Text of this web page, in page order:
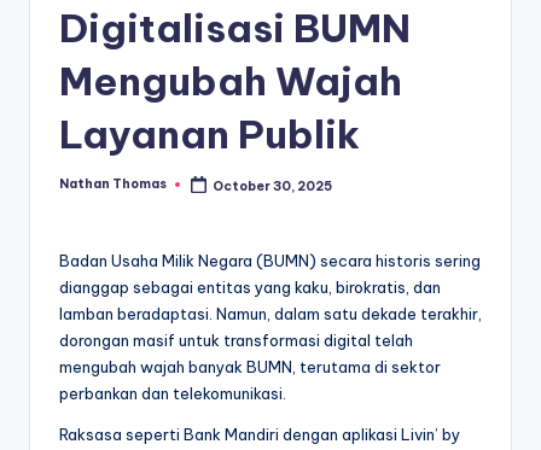
Digitalisasi BUMN
Mengubah Wajah
Layanan Publik
Posted
Nathan Thomas October 30, 2025
Badan Usaha Milik Negara (BUMN) secara historis sering
dianggap sebagai entitas yang kaku, birokratis, dan
lamban beradaptasi. Namun, dalam satu dekade terakhir,
dorongan masif untuk transformasi digital telah
mengubah wajah banyak BUMN, terutama di sektor
perbankan dan telekomunikasi.
Raksasa seperti Bank Mandiri dengan aplikasi Livin’ by